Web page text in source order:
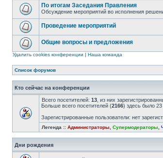
По итогам Заседания Правления
Обсуждение мероприятий во исполнения
Проведение мероприятий
Общие вопросы и предложения
Удалить cookies конференции | Наша команда
Список форумов
Кто сейчас на конференции
Всего посетителей: 13 , из них
Больше всего посетителей (2166) здесь было
Зарегистрированные пользователи: нет
Легенда :: Администраторы Супермодераторы
Дни рождения